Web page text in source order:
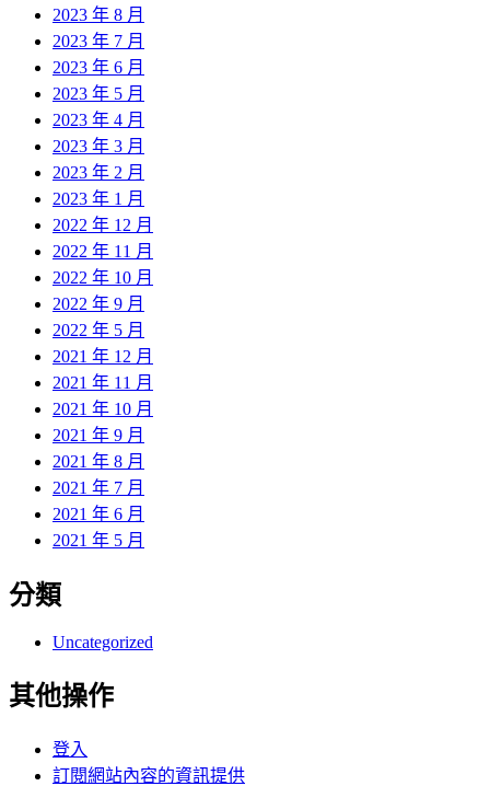
2023 年 8 月
2023 年 7 月
2023 年 6 月
2023 年 5 月
2023 年 4 月
2023 年 3 月
2023 年 2 月
2023 年 1 月
2022 年 12 月
2022 年 11 月
2022 年 10 月
2022 年 9 月
2022 年 5 月
2021 年 12 月
2021 年 11 月
2021 年 10 月
2021 年 9 月
2021 年 8 月
2021 年 7 月
2021 年 6 月
2021 年 5 月
分類
Uncategorized
其他操作
登入
訂閱網站內容的資訊提供